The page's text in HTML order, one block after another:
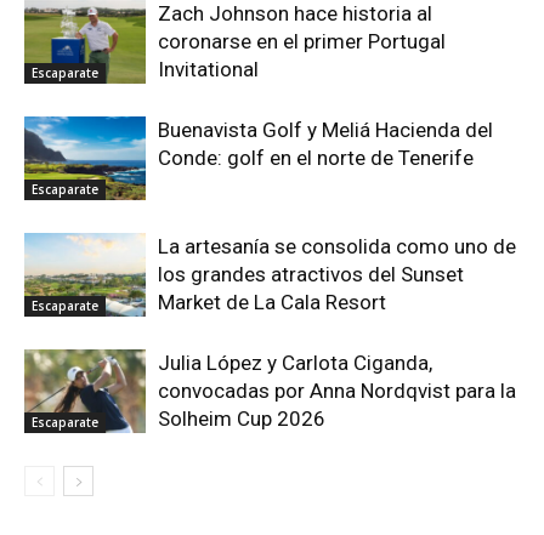
Escaparate
Zach Johnson hace historia al
coronarse en el primer Portugal
Invitational
Escaparate
Buenavista Golf y Meliá Hacienda del
Conde: golf en el norte de Tenerife
Escaparate
La artesanía se consolida como uno de
los grandes atractivos del Sunset
Market de La Cala Resort
Escaparate
Julia López y Carlota Ciganda,
convocadas por Anna Nordqvist para la
Solheim Cup 2026